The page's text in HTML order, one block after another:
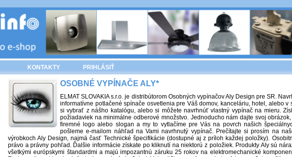
KONTAKTY PRIHLÁSIŤ
OSOBNÉ VYPÍNAČE ALY*
ELMAT SLOVAKIA s.r.o. je distribútorom Osobných vypínačov Aly Design pre SR.
informatívne potlačené spínače osvetlenia pre Váš domov, kanceláriu, hotel, alebo v
si vybrať z nášho katalógu, alebo si môžete navrhnúť vlastný vypínač na mieru.
požiadaviek na minimálne odberové množstvo. Jednoducho nám dajte svoj
firemné logo alebo slogan a my to vytlačíme pre Vás na povrch našich
pošleme e-mailom náhľad na Vami navrhnutý vypínač. Prečítajte si prosím na
výrobkoch Aly Design, najmä časť Technické špecifikácie (dostupné aj z príloh každej položky).
právo a právny pohľad. Ďalšie informácie získate po kliknutí na niektorú z položiek. Produkty Aly sú
všetkými európskymi štandardmi a majú impozantnú záruku 25 rokov na elektromechanické